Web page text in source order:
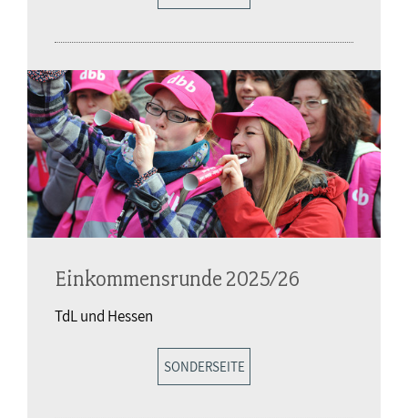
Einkommensrunde 2025/26
TdL und Hessen
SONDERSEITE